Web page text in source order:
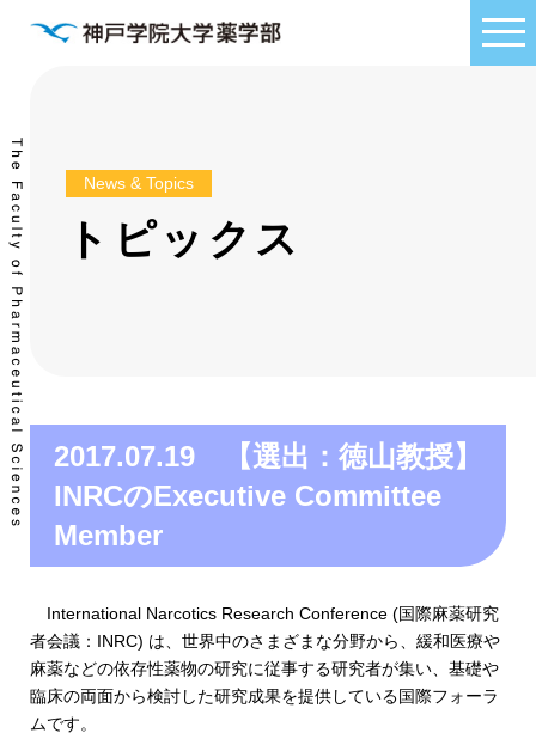
News & Topics
トピックス
2017.07.19 【選出：徳山教授】
INRCのExecutive Committee
Member
International Narcotics Research Conference (国際麻薬研究
者会議：INRC) は、世界中のさまざまな分野から、緩和医療や
麻薬などの依存性薬物の研究に従事する研究者が集い、基礎や
臨床の両面から検討した研究成果を提供している国際フォーラ
ムです。